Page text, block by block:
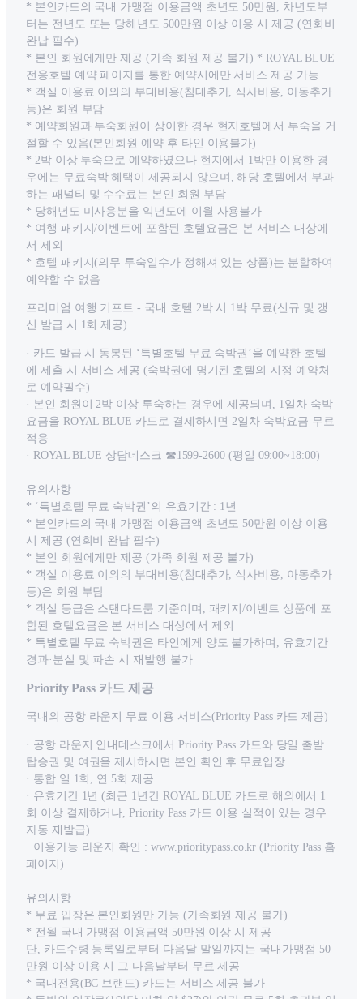
* 본인카드의 국내 가맹점 이용금액 초년도 50만원, 차년도부
터는 전년도 또는 당해년도 500만원 이상 이용 시 제공 (연회비
완납 필수)
* 본인 회원에게만 제공 (가족 회원 제공 불가) * ROYAL BLUE
전용호텔 예약 페이지를 통한 예약시에만 서비스 제공 가능
* 객실 이용료 이외의 부대비용(침대추가, 식사비용, 아동추가
등)은 회원 부담
* 예약회원과 투숙회원이 상이한 경우 현지호텔에서 투숙을 거
절할 수 있음(본인회원 예약 후 타인 이용불가)
* 2박 이상 투숙으로 예약하였으나 현지에서 1박만 이용한 경
우에는 무료숙박 혜택이 제공되지 않으며, 해당 호텔에서 부과
하는 패널티 및 수수료는 본인 회원 부담
* 당해년도 미사용분을 익년도에 이월 사용불가
* 여행 패키지/이벤트에 포함된 호텔요금은 본 서비스 대상에
서 제외
* 호텔 패키지(의무 투숙일수가 정해져 있는 상품)는 분할하여
예약할 수 없음
프리미엄 여행 기프트 - 국내 호텔 2박 시 1박 무료(신규 및 갱
신 발급 시 1회 제공)
· 카드 발급 시 동봉된 ‘특별호텔 무료 숙박권’을 예약한 호텔
에 제출 시 서비스 제공 (숙박권에 명기된 호텔의 지정 예약처
로 예약필수)
· 본인 회원이 2박 이상 투숙하는 경우에 제공되며, 1일차 숙박
요금을 ROYAL BLUE 카드로 결제하시면 2일차 숙박요금 무료
적용
· ROYAL BLUE 상담데스크 ☎1599-2600 (평일 09:00~18:00)
유의사항
* ‘특별호텔 무료 숙박권’의 유효기간 : 1년
* 본인카드의 국내 가맹점 이용금액 초년도 50만원 이상 이용
시 제공 (연회비 완납 필수)
* 본인 회원에게만 제공 (가족 회원 제공 불가)
* 객실 이용료 이외의 부대비용(침대추가, 식사비용, 아동추가
등)은 회원 부담
* 객실 등급은 스탠다드룸 기준이며, 패키지/이벤트 상품에 포
함된 호텔요금은 본 서비스 대상에서 제외
* 특별호텔 무료 숙박권은 타인에게 양도 불가하며, 유효기간
경과·분실 및 파손 시 재발행 불가
Priority Pass 카드 제공
국내외 공항 라운지 무료 이용 서비스(Priority Pass 카드 제공)
· 공항 라운지 안내데스크에서 Priority Pass 카드와 당일 출발
탑승권 및 여권을 제시하시면 본인 확인 후 무료입장
· 통합 일 1회, 연 5회 제공
· 유효기간 1년 (최근 1년간 ROYAL BLUE 카드로 해외에서 1
회 이상 결제하거나, Priority Pass 카드 이용 실적이 있는 경우
자동 재발급)
· 이용가능 라운지 확인 : www.prioritypass.co.kr (Priority Pass 홈
페이지)
유의사항
* 무료 입장은 본인회원만 가능 (가족회원 제공 불가)
* 전월 국내 가맹점 이용금액 50만원 이상 시 제공
단, 카드수령 등록일로부터 다음달 말일까지는 국내가맹점 50
만원 이상 이용 시 그 다음날부터 무료 제공
* 국내전용(BC 브랜드) 카드는 서비스 제공 불가